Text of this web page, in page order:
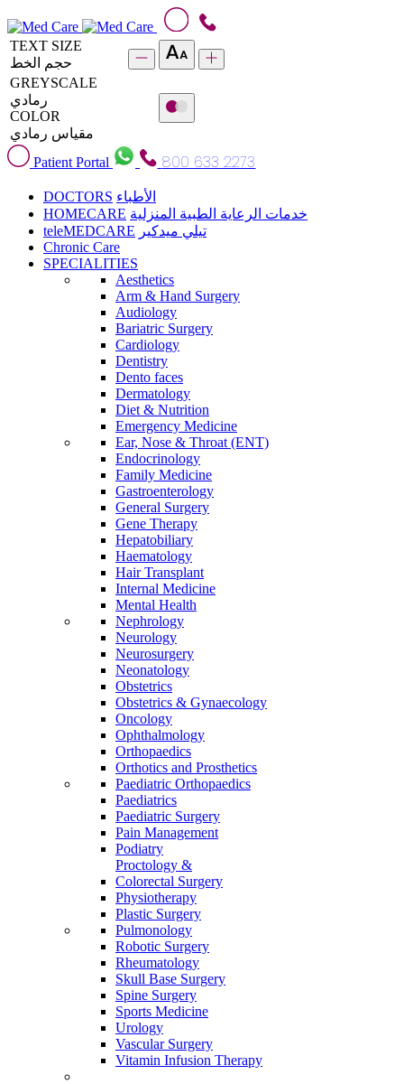
TEXT SIZE
حجم الخط
GREYSCALE
رمادي
COLOR
مقياس رمادي
Patient Portal
800 633 2273
DOCTORS الأطباء
HOMECARE خدمات الرعاية الطبية المنزلية
teleMEDCARE تيلي ميدكير
Chronic Care
SPECIALITIES
Aesthetics
Arm & Hand Surgery
Audiology
Bariatric Surgery
Cardiology
Dentistry
Dento faces
Dermatology
Diet & Nutrition
Emergency Medicine
Ear, Nose & Throat (ENT)
Endocrinology
Family Medicine
Gastroenterology
General Surgery
Gene Therapy
Hepatobiliary
Haematology
Hair Transplant
Internal Medicine
Mental Health
Nephrology
Neurology
Neurosurgery
Neonatology
Obstetrics
Obstetrics & Gynaecology
Oncology
Ophthalmology
Orthopaedics
Orthotics and Prosthetics
Paediatric Orthopaedics
Paediatrics
Paediatric Surgery
Pain Management
Podiatry
Proctology &
Colorectal Surgery
Physiotherapy
Plastic Surgery
Pulmonology
Robotic Surgery
Rheumatology
Skull Base Surgery
Spine Surgery
Sports Medicine
Urology
Vascular Surgery
Vitamin Infusion Therapy